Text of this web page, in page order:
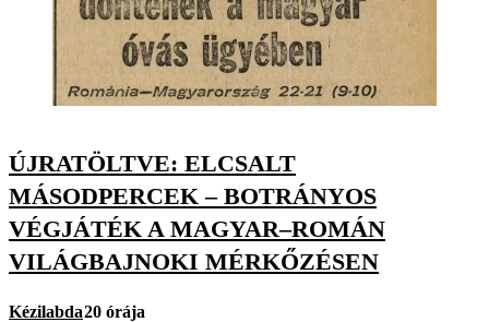
ÚJRATÖLTVE: ELCSALT
MÁSODPERCEK – BOTRÁNYOS
VÉGJÁTÉK A MAGYAR–ROMÁN
VILÁGBAJNOKI MÉRKŐZÉSEN
Kézilabda20 órája